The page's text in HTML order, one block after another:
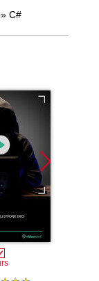
» C#